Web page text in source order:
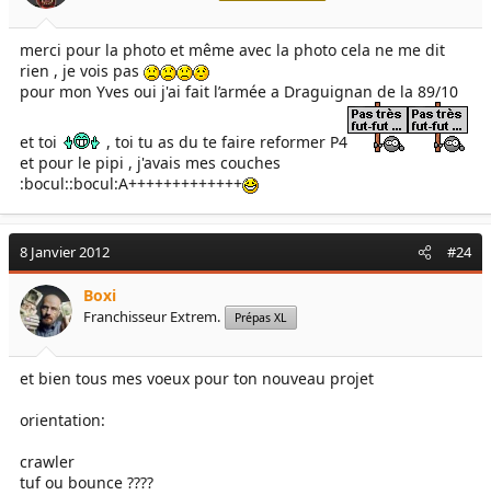
merci pour la photo et même avec la photo cela ne me dit
rien , je vois pas
pour mon Yves oui j'ai fait l’armée a Draguignan de la 89/10
et toi
, toi tu as du te faire reformer P4
et pour le pipi , j'avais mes couches
:bocul::bocul:A+++++++++++++
8 Janvier 2012 #24
Boxi
Franchisseur Extrem. Prépas XL
et bien tous mes voeux pour ton nouveau projet
orientation:
crawler
tuf ou bounce ????